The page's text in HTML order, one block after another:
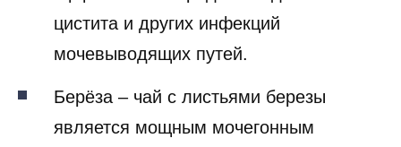
цистита и других инфекций
мочевыводящих путей.
Берёза – чай с листьями березы
является мощным мочегонным